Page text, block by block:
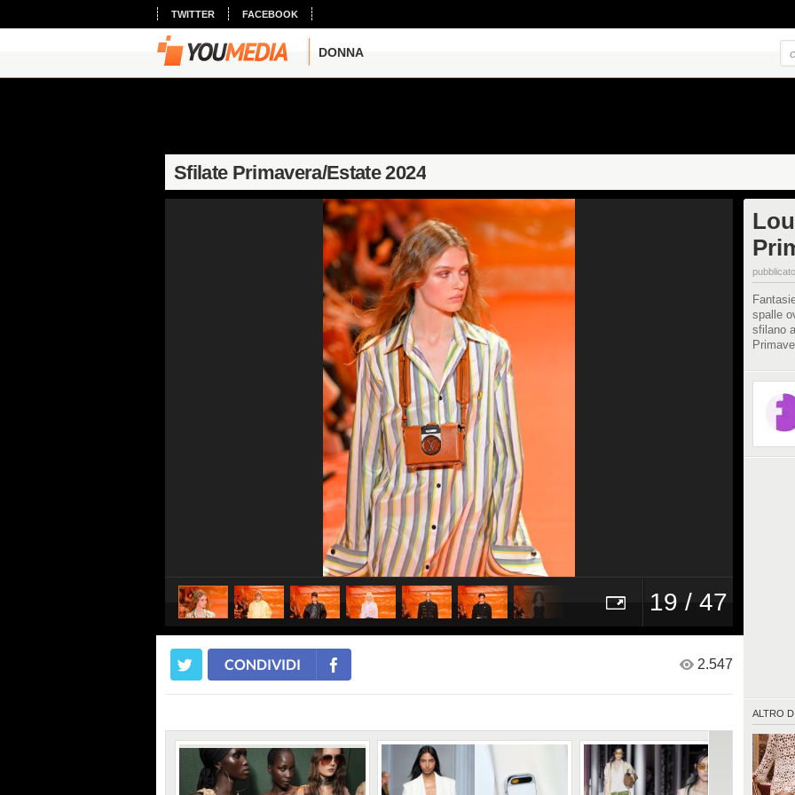
TWITTER FACEBOOK
DONNA
Sfilate Primavera/Estate 2024
19 / 47
spalle
sfilano
ALTRO DI
CONDIVIDI 2.547